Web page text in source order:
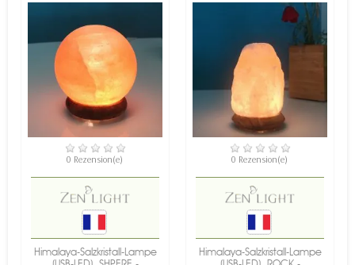
VERFÜGBAR
0 Rezension(e)
Himalaya-Salzkristall-Lampe
VERFÜGBAR
0 Rezension(e)
Himalaya-Salzkristall-Lampe